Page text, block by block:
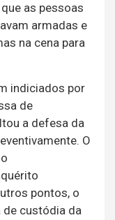
as pessoas
armadas e
na cena para
indiciados por
de
a defesa da
O
pontos, o
de custódia da